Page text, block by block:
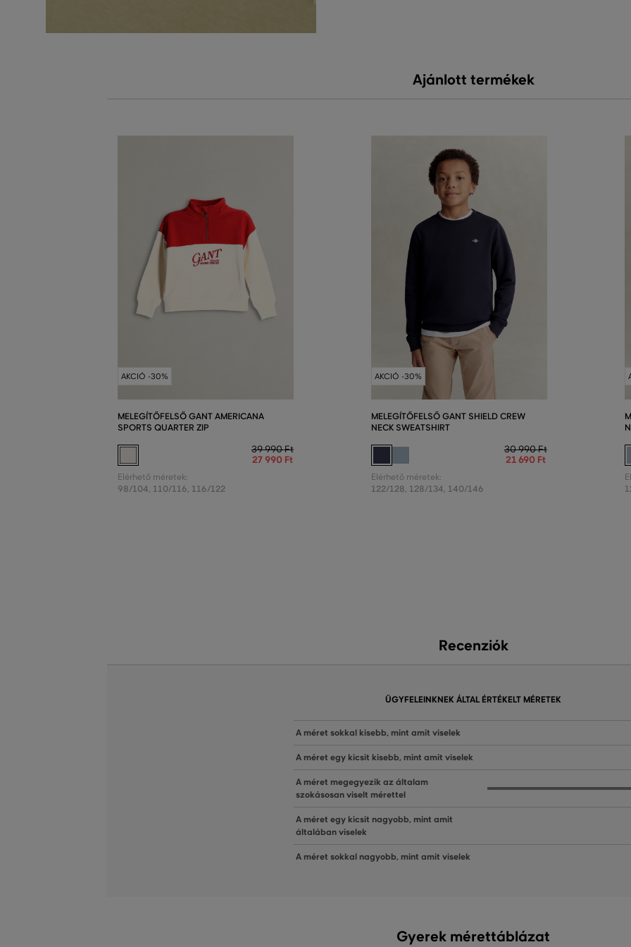
Ajánlott termékek
AKCIÓ -30%
MELEGÍTŐFELSŐ GANT AMERICANA
SPORTS QUARTER ZIP
39 990 Ft
27 990 Ft
Elérhető méretek:
98/104, 110/116, 116/122
AKCIÓ -30%
MELEGÍTŐFELSŐ GANT SHIELD CREW
NECK SWEATSHIRT
30 990 Ft
21 690 Ft
Elérhető méretek:
122/128, 128/134, 140/146
Recenziók
ÜGYFELEINKNEK ÁLTAL ÉRTÉKELT MÉRETEK
A méret sokkal kisebb, mint amit viselek
A méret egy kicsit kisebb, mint amit viselek
A méret megegyezik az általam
szokásosan viselt mérettel
A méret egy kicsit nagyobb, mint amit
általában viselek
A méret sokkal nagyobb, mint amit viselek
Gyerek mérettáblázat